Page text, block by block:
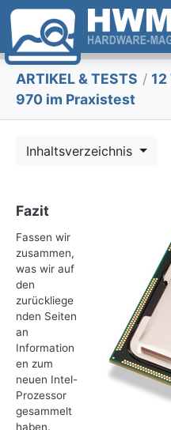
ARTIKEL & TESTS /
970 im Praxistest
Inhaltsverzeichnis
Fazit
Fassen wir
zusammen,
was wir auf
den
zurückliege
nden Seiten
an
Information
en zum
neuen Intel-
Prozessor
gesammelt
haben.